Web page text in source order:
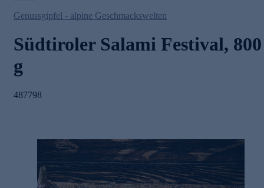
Genussgipfel - alpine Geschmackswelten
Südtiroler Salami Festival, 800
g
487798